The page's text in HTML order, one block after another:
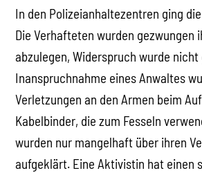
In den Polizeianhaltezentren ging
Die Verhafteten wurden gezwungen
abzulegen, Widerspruch wurde
Inanspruchnahme eines Anwaltes
Verletzungen an den Armen beim
Kabelbinder, die zum Fesseln
wurden nur mangelhaft über ihren
aufgeklärt. Eine Aktivistin hat einen